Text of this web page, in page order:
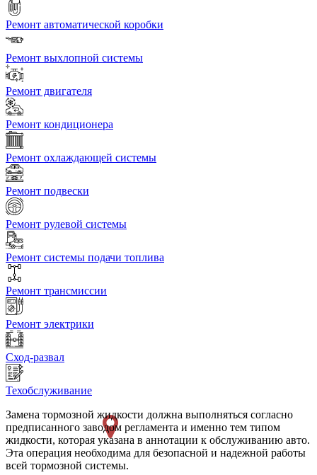
Ремонт автоматической коробки
Ремонт выхлопной системы
Ремонт двигателя
Ремонт кондиционера
Ремонт охлаждающей системы
Ремонт подвески
Ремонт рулевой системы
Ремонт системы подачи топлива
Ремонт трансмиссии
Ремонт электрики
Сход-развал
Техобслуживание
Замена тормозной жидкости должна выполняться согласно
предписанного заводом регламента и именно тем типом
жидкости, которая указана в аннотации к обслуживанию авто.
Эта операция необходима для безопасной и надежной работы
всей тормозной системы.